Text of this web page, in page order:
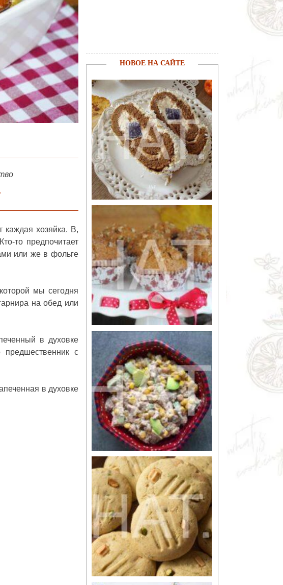
каждая хозяйка. В,
то предпочитает
или же в фольге
мы сегодня
на обед или
в духовке
с
в духовке
НОВОЕ НА САЙТЕ